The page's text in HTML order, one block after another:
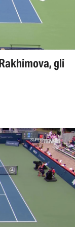
gli